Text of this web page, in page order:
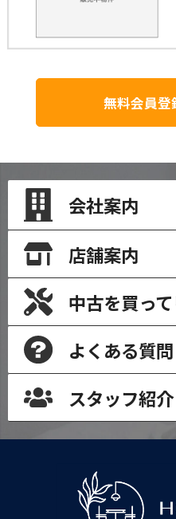
無料会員登
会社案内
店舗案内
中古を買って
よくある質問
スタッフ紹介